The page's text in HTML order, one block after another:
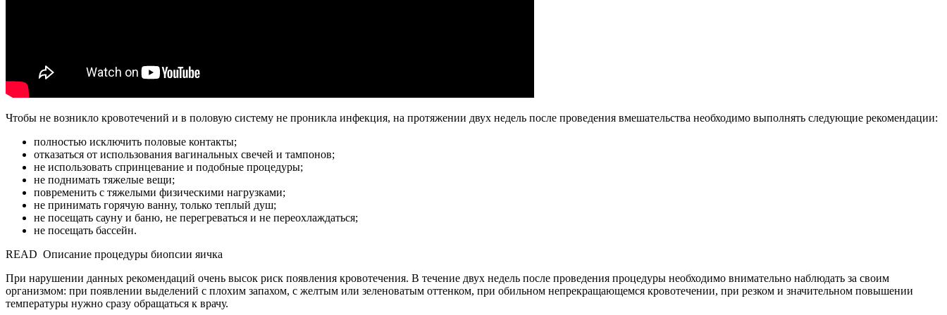
Чтобы не возникло кровотечений и в половую систему не проникла инфекция, на протяжении двух недель после проведения вмешательства необходимо выполнять следующие рекомендации:
полностью исключить половые контакты;
отказаться от использования вагинальных свечей и тампонов;
не использовать спринцевание и подобные процедуры;
не поднимать тяжелые вещи;
повременить с тяжелыми физическими нагрузками;
не принимать горячую ванну, только теплый душ;
не посещать сауну и баню, не перегреваться и не переохлаждаться;
не посещать бассейн.
READ Описание процедуры биопсии яичка
При нарушении данных рекомендаций очень высок риск появления кровотечения. В течение двух недель после проведения процедуры необходимо внимательно наблюдать за своим
организмом: при появлении выделений с плохим запахом, с желтым или зеленоватым оттенком, при обильном непрекращающемся кровотечении, при резком и значительном повышении
температуры нужно сразу обращаться к врачу.